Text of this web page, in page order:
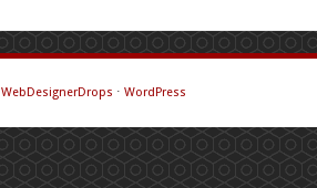
WebDesignerDrops ⋅ WordPress